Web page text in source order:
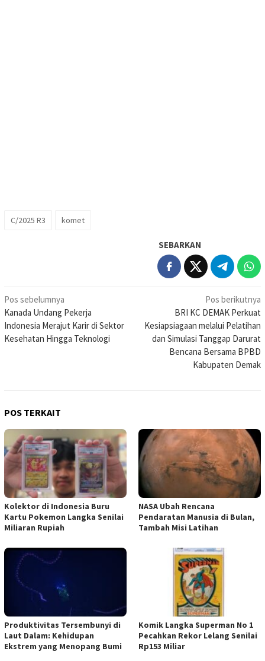
C/2025 R3 komet
SEBARKAN
Navigasi
pos
Pos sebelumnya
Kanada Undang Pekerja
Indonesia Merajut Karir di Sektor
Kesehatan Hingga Teknologi
Pos berikutnya
BRI KC DEMAK Perkuat
Kesiapsiagaan melalui Pelatihan
dan Simulasi Tanggap Darurat
Bencana Bersama BPBD
Kabupaten Demak
POS TERKAIT
Kolektor di Indonesia Buru
Kartu Pokemon Langka Senilai
Miliaran Rupiah
NASA Ubah Rencana
Pendaratan Manusia di Bulan,
Tambah Misi Latihan
Produktivitas Tersembunyi di
Laut Dalam: Kehidupan
Ekstrem yang Menopang Bumi
Komik Langka Superman No 1
Pecahkan Rekor Lelang Senilai
Rp153 Miliar